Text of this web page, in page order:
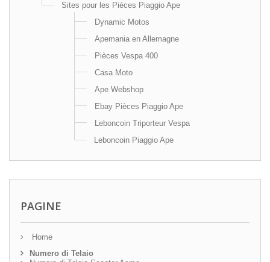
Sites pour les Pièces Piaggio Ape
Dynamic Motos
Apemania en Allemagne
Pièces Vespa 400
Casa Moto
Ape Webshop
Ebay Pièces Piaggio Ape
Leboncoin Triporteur Vespa
Leboncoin Piaggio Ape
PAGINE
Home
Numero di Telaio